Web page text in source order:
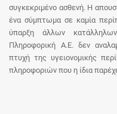
συγκεκριμένο ασθενή. Η
ένα σύμπτωμα σε καμία
ύπαρξη άλλων
Πληροφορική Α.Ε. δεν
πτυχή της υγειονομικής
πληροφοριών που η ίδια